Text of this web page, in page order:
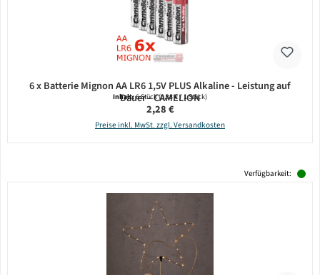
6 x Batterie Mignon AA LR6 1,5V PLUS Alkaline - Leistung auf
Dauer - CAMELION
Inhalt:6 Stück(0,38 € / 1 Stück)
Regulärer Preis:
2,28 €
Preise inkl. MwSt. zzgl. Versandkosten
Verfügbarkeit: